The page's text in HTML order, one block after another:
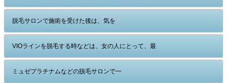
脱毛サロンで施術を受けた後は、気を
VIOラインを脱毛する時などは、女の人にとって、最
ミュゼプラチナムなどの脱毛サロンで一